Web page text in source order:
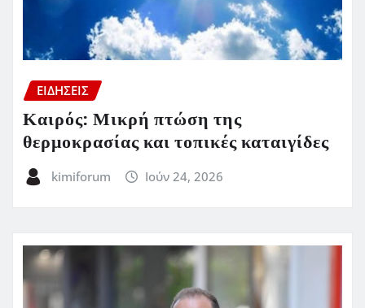
ΕΙΔΗΣΕΙΣ
Καιρός: Μικρή πτώση της
θερμοκρασίας και τοπικές καταιγίδες
kimiforum Ιούν 24, 2026